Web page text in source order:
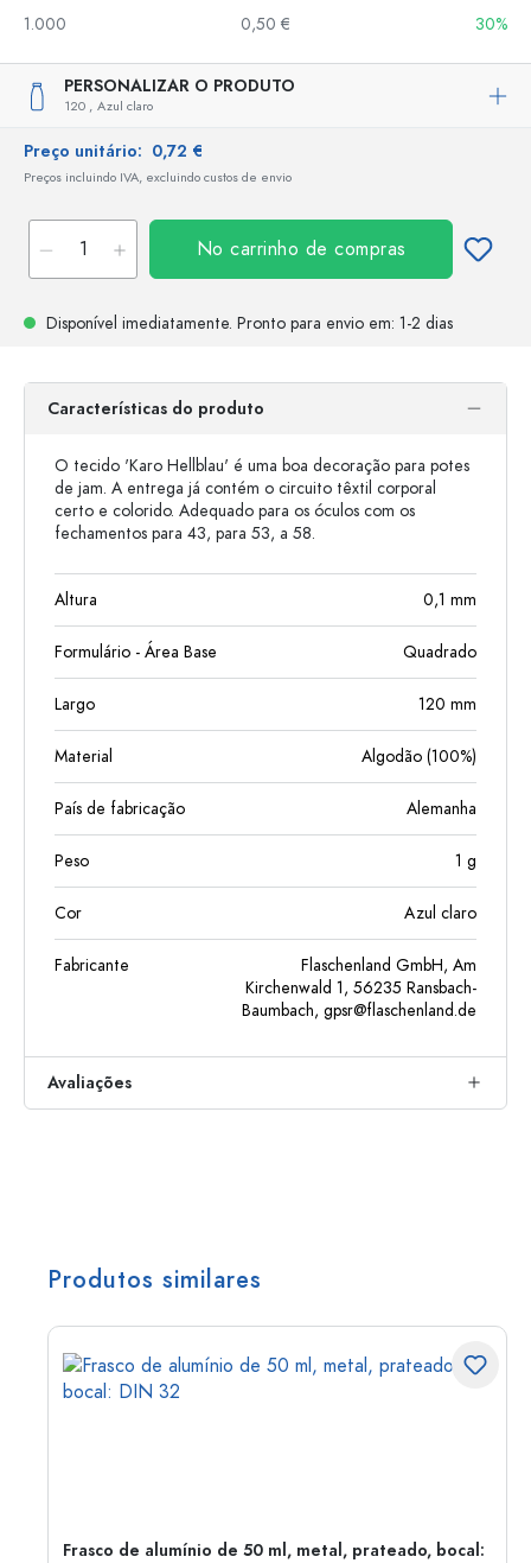
1.000
0,50 € 30%
PERSONALIZAR O PRODUTO
120 , Azul claro
Preço unitário: 0,72 €
Preços incluindo IVA, excluindo custos de envio
No carrinho de compras
Disponível imediatamente. Pronto para envio em: 1-2 dias
Características do produto
O tecido 'Karo Hellblau' é uma boa decoração para potes
de jam. A entrega já contém o circuito têxtil corporal
certo e colorido. Adequado para os óculos com os
fechamentos para 43, para 53, a 58.
Altura 0,1 mm
Formulário - Área Base Quadrado
Largo 120 mm
Material Algodão (100%)
País de fabricação Alemanha
Peso 1 g
Cor Azul claro
Fabricante
Flaschenland GmbH, Am
Kirchenwald 1, 56235 Ransbach-
Baumbach, gpsr@flaschenland.de
Avaliações
Produtos similares
Frasco de alumínio de 50 ml, metal, prateado, bocal: